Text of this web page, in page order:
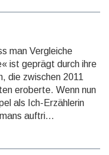
man Ver­gleiche
ist geprägt durch ihre
die zwischen 2011
eroberte. Wenn nun
als Ich-Erzäh­lerin
auftri...